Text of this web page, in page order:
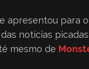
apresentou
notícias
mesmo de